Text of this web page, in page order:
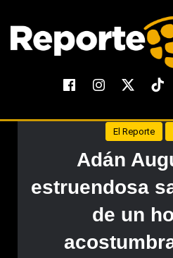
El Reporte
Adán
estruendosa
de un